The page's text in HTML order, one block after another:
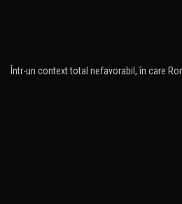
Într-un context total nefavorabil, în care